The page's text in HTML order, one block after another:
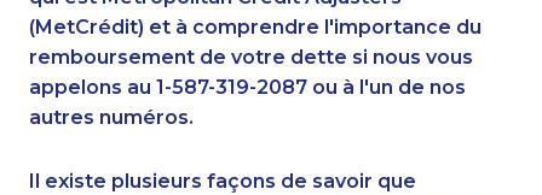
(MetCrédit) et à comprendre l'importance du
remboursement de votre dette si nous vous
appelons au 1-587-319-2087 ou à l'un de nos
autres numéros.
Il existe plusieurs façons de savoir que